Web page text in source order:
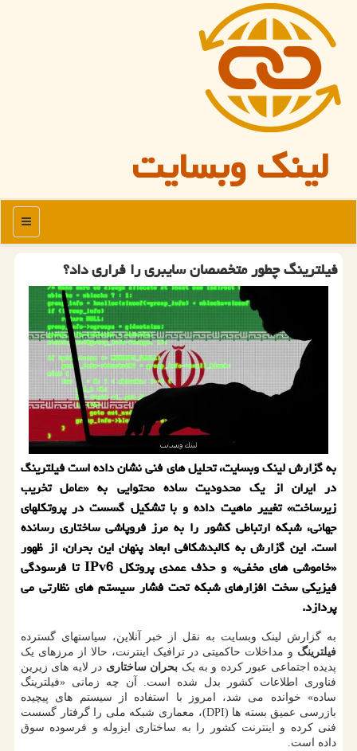
لینک وبسایت
منو
فیلترینگ چطور متخصصان سایبری را فراری داد؟
به گزارش لینک وبسایت، تحلیل های فنی نشان داده است فیلترینگ
در ایران از یک محدودیت ساده محتوایی به «عامل تخریب
زیرساخت» تغییر ماهیت داده و با تشکیل گسست در پروتکلهای
جهانی، شبکه ارتباطی کشور را به مرز فروپاشی ساختاری رسانده
است. این گزارش به کالبدشکافی ابعاد پنهان این بحران، از ظهور
«خاموشی های مخفی» و حذف عمدی پروتکل IPv6 تا فرسودگی
فیزیکی سخت افزارهای شبکه تحت فشار سیستم های نظارتی می
پردازد.
به گزارش لینک وبسایت به نقل از خبر آنلاین، سیاستهای گسترده
فیلترینگ و مداخلات حاکمیتی در ترافیک اینترنت، حالا از مرزهای یک
پدیده اجتماعی عبور کرده و به یک بحران ساختاری در لایه های زیرین
فناوری اطلاعات کشور بدل شده است. آن چه زمانی «فیلترینگ
ساده» خوانده می شد، امروز با استفاده از سیستم های پیچیده
بازرسی عمیق بسته ها (DPI)، معماری شبکه ملی را گرفتار گسست
فنی کرده و اینترنت کشور را به ساختاری ایزوله و فرسوده سوق
داده است.